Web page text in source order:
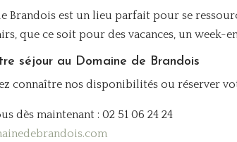
Brandois est un lieu parfait pour se
que ce soit pour des vacances, un week-
séjour au Domaine de Brandois
connaître nos disponibilités ou réserver
dès maintenant : 02 51 06 24 24